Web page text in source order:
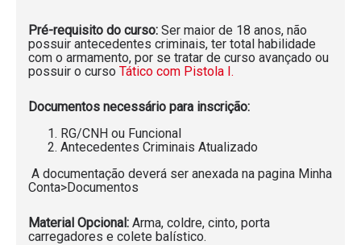
Pré-requisito do curso: Ser maior de 18 anos, não
possuir antecedentes criminais, ter total habilidade
com o armamento, por se tratar de curso avançado ou
possuir o curso Tático com Pistola I.
Documentos necessário para inscrição:
RG/CNH ou Funcional
Antecedentes Criminais Atualizado
A documentação deverá ser anexada na pagina Minha
Conta>Documentos
Material Opcional: Arma, coldre, cinto, porta
carregadores e colete balístico.